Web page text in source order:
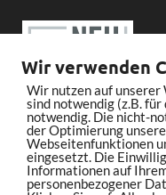
Wir verwenden
Wir nutzen auf unserer
sind notwendig (z.B.
notwendig. Die nicht-
der Optimierung
Webseitenfunktionen
eingesetzt. Die
Informationen auf
personenbezogener